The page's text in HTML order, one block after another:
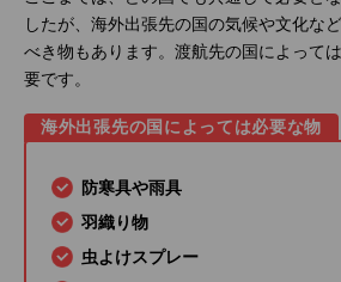
したが、海外出張先の国の気候や文化な
べき物もあります。渡航先の国によって
要です。
海外出張先の国によっては必要な物
防寒具や雨具
羽織り物
虫よけスプレー